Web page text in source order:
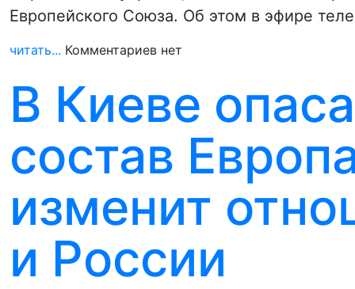
Европейского Союза. Об этом в эфире
читать... Комментариев нет
В Киеве
состав
изменит
и России